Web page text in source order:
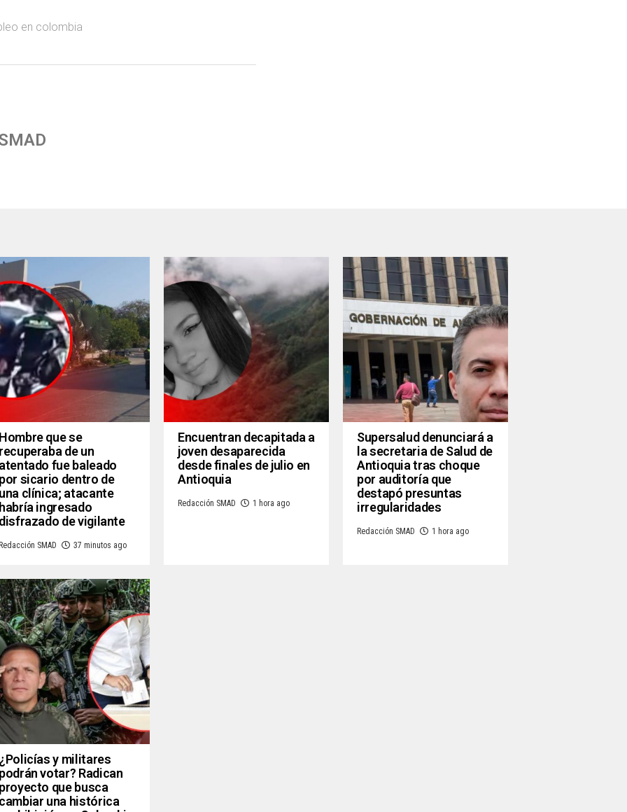
en colombia
Hombre que se
recuperaba de un
atentado fue baleado
por sicario dentro de
una clínica; atacante
habría ingresado
disfrazado de vigilante
Redacción SMAD 37 minutos ago
Encuentran decapitada a
joven desaparecida
desde finales de julio en
Antioquia
Redacción SMAD 1 hora ago
Supersalud denunciará a
la secretaria de Salud de
Antioquia tras choque
por auditoría que
destapó presuntas
irregularidades
Redacción SMAD 1 hora ago
¿Policías y militares
podrán votar? Radican
proyecto que busca
cambiar una histórica